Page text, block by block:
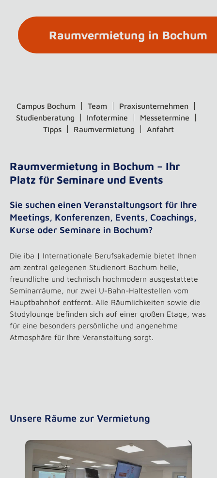
Raumvermietung in Bochum
Campus Bochum Team
Praxisunternehmen
Studienberatung
Infotermine
Messetermine
Tipps
Raumvermietung Anfahrt
Raumvermietung in Bochum – Ihr
Platz für Seminare und Events
Sie suchen einen Veranstaltungsort für Ihre
Meetings, Konferenzen, Events, Coachings,
Kurse oder Seminare in Bochum?
Die iba | Internationale Berufsakademie bietet Ihnen
am zentral gelegenen Studienort Bochum helle,
freundliche und technisch hochmodern ausgestattete
Seminarräume, nur zwei U-Bahn-Haltestellen vom
Hauptbahnhof entfernt. Alle Räumlichkeiten sowie die
Studylounge befinden sich auf einer großen Etage, was
für eine besonders persönliche und angenehme
Atmosphäre für Ihre Veranstaltung sorgt.
Unsere Räume zur Vermietung